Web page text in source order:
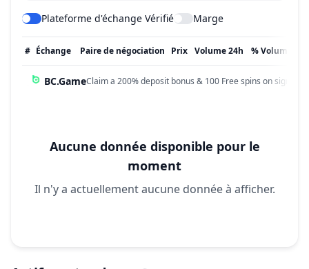
Plateforme d'échange Vérifié Marge
# Échange Paire de négociation Prix Volume 24h % Volume
BC.GameClaim a 200% deposit bonus & 100 Free spins on sign up!
Aucune donnée disponible pour le
moment
Il n'y a actuellement aucune donnée à afficher.